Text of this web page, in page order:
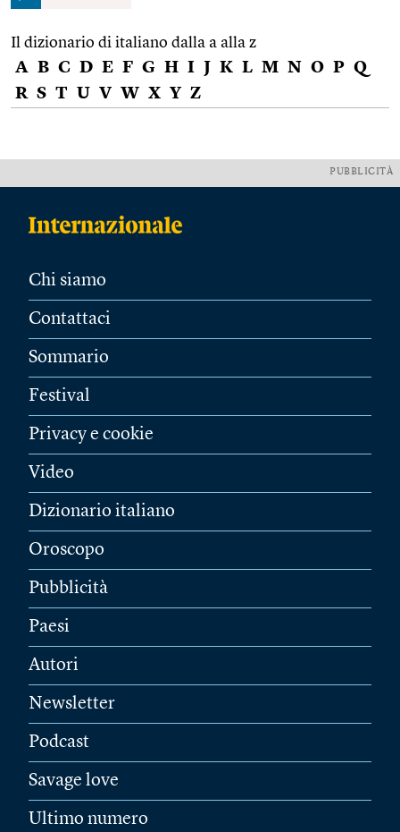
Il dizionario di italiano dalla a alla z
A B C D E F G H I J K L M N O P Q
R S T U V W X Y Z
PUBBLICITÀ
Chi siamo
Contattaci
Sommario
Festival
Privacy e cookie
Video
Dizionario italiano
Oroscopo
Pubblicità
Paesi
Autori
Newsletter
Podcast
Savage love
Ultimo numero